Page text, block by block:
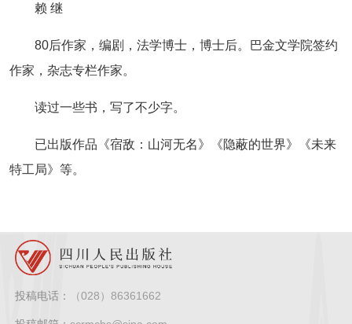
赖 继
80后作家，编剧，法学博士，博士后。巴金文学院签约
作家，杂志专栏作家。
读过一些书，写了不少字。
已出版作品《宿敌：山河无名》《隐蔽的世界》《未来
特工局》等。
投稿电话： （028）86361662